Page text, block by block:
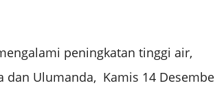
peningkatan tinggi air,
dan Ulumanda, Kamis 14